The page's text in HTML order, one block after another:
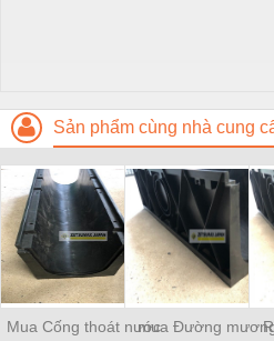
Sản phẩm cùng nhà cung
Mua Cống thoát nướcmua Đường